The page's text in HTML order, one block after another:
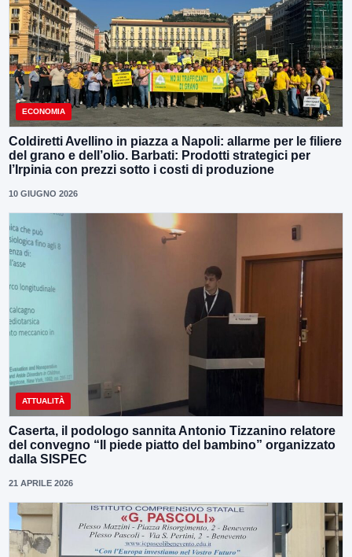
ECONOMIA
Coldiretti Avellino in piazza a Napoli: allarme per le filiere
del grano e dell’olio. Barbati: Prodotti strategici per
l’Irpinia con prezzi sotto i costi di produzione
10 GIUGNO 2026
ATTUALITÀ
Caserta, il podologo sannita Antonio Tizzanino relatore
del convegno “Il piede piatto del bambino” organizzato
dalla SISPEC
21 APRILE 2026